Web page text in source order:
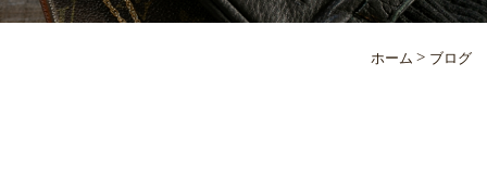
ホーム > ブログ